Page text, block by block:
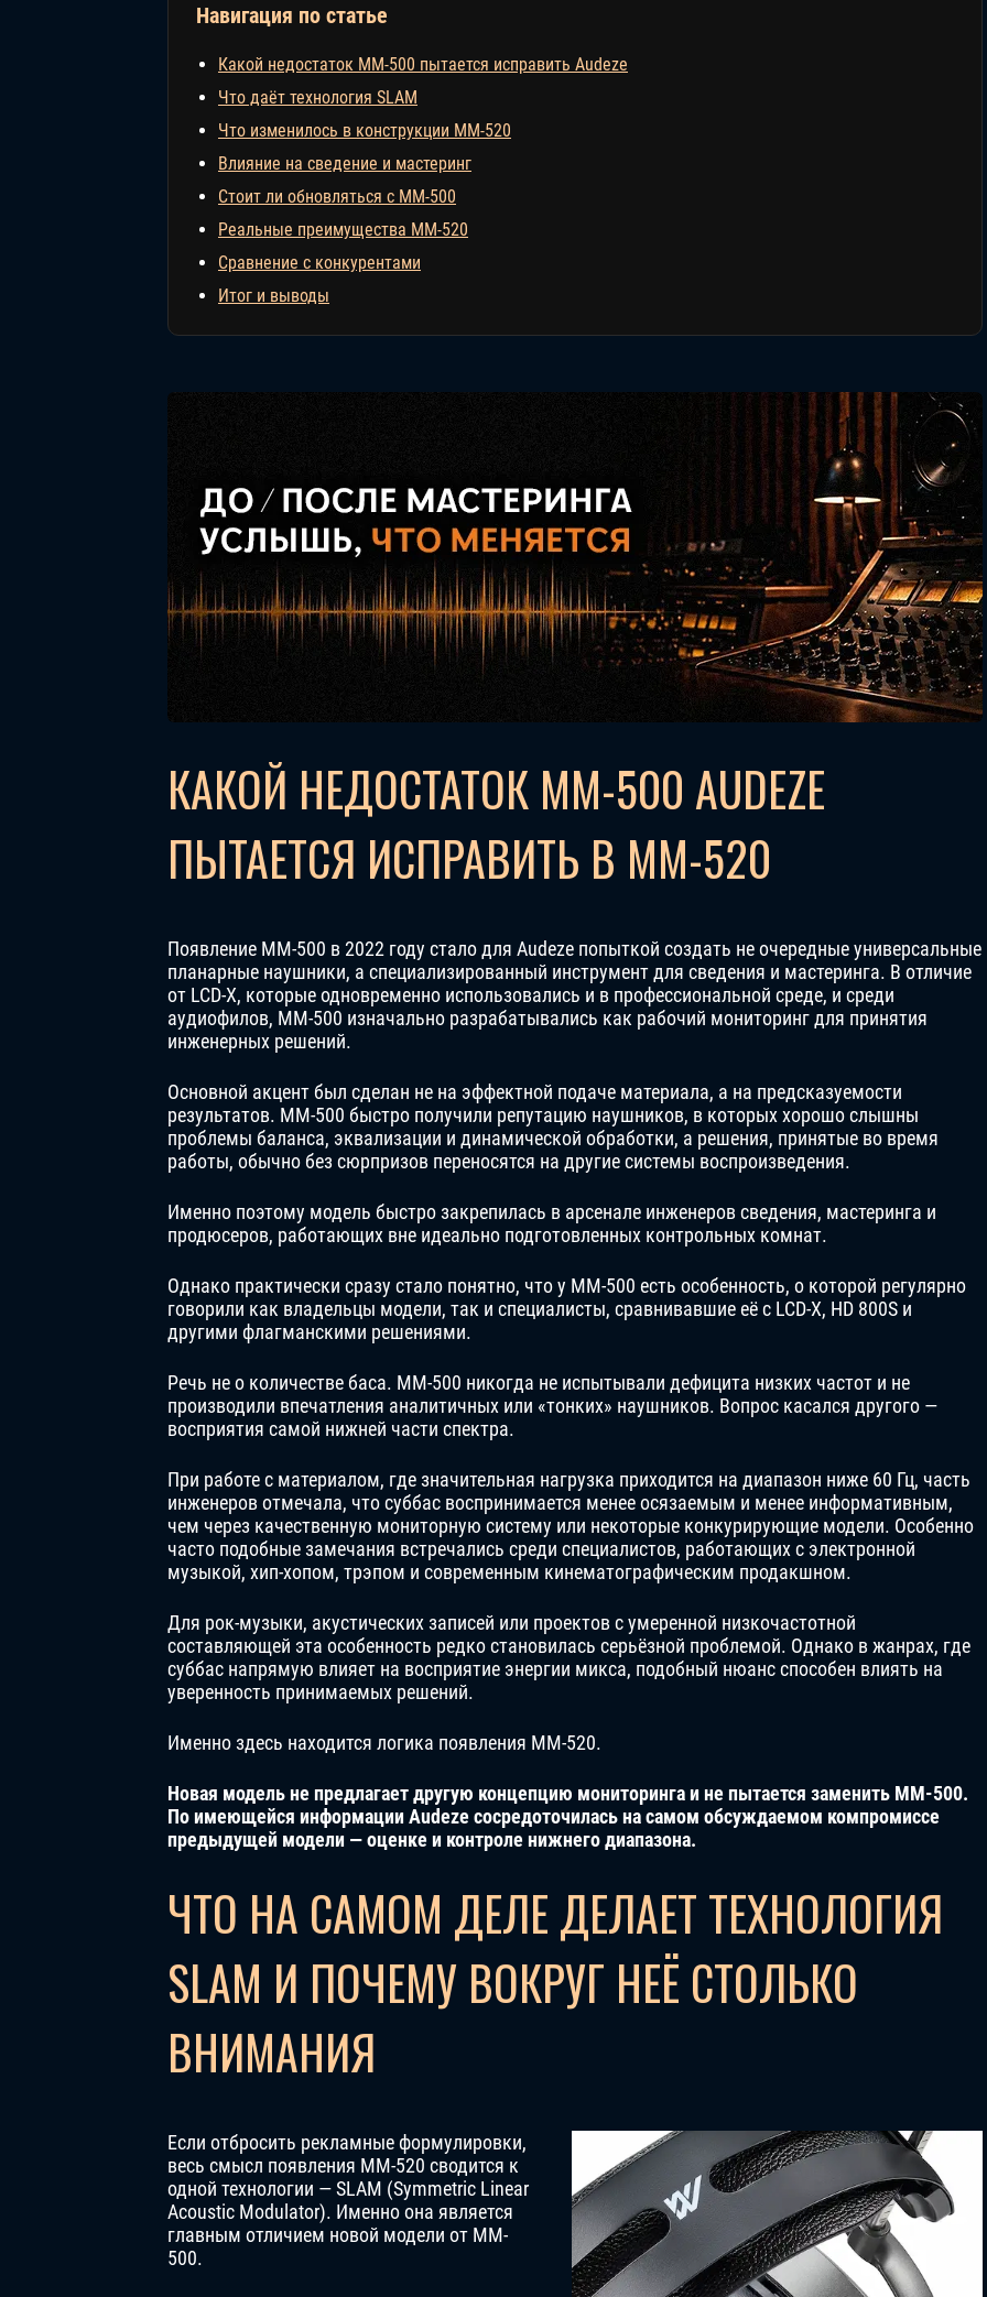
Навигация по статье
Какой недостаток MM-500 пытается исправить Audeze
Что даёт технология SLAM
Что изменилось в конструкции MM-520
Влияние на сведение и мастеринг
Стоит ли обновляться с MM-500
Реальные преимущества MM-520
Сравнение с конкурентами
Итог и выводы
КАКОЙ НЕДОСТАТОК MM-500 AUDEZE
ПЫТАЕТСЯ ИСПРАВИТЬ В MM-520
Появление MM-500 в 2022 году стало для Audeze попыткой создать не очередные универсальные
планарные наушники, а специализированный инструмент для сведения и мастеринга. В отличие
от LCD-X, которые одновременно использовались и в профессиональной среде, и среди
аудиофилов, MM-500 изначально разрабатывались как рабочий мониторинг для принятия
инженерных решений.
Основной акцент был сделан не на эффектной подаче материала, а на предсказуемости
результатов. MM-500 быстро получили репутацию наушников, в которых хорошо слышны
проблемы баланса, эквализации и динамической обработки, а решения, принятые во время
работы, обычно без сюрпризов переносятся на другие системы воспроизведения.
Именно поэтому модель быстро закрепилась в арсенале инженеров сведения, мастеринга и
продюсеров, работающих вне идеально подготовленных контрольных комнат.
Однако практически сразу стало понятно, что у MM-500 есть особенность, о которой регулярно
говорили как владельцы модели, так и специалисты, сравнивавшие её с LCD-X, HD 800S и
другими флагманскими решениями.
Речь не о количестве баса. MM-500 никогда не испытывали дефицита низких частот и не
производили впечатления аналитичных или «тонких» наушников. Вопрос касался другого —
восприятия самой нижней части спектра.
При работе с материалом, где значительная нагрузка приходится на диапазон ниже 60 Гц, часть
инженеров отмечала, что суббас воспринимается менее осязаемым и менее информативным,
чем через качественную мониторную систему или некоторые конкурирующие модели. Особенно
часто подобные замечания встречались среди специалистов, работающих с электронной
музыкой, хип-хопом, трэпом и современным кинематографическим продакшном.
Для рок-музыки, акустических записей или проектов с умеренной низкочастотной
составляющей эта особенность редко становилась серьёзной проблемой. Однако в жанрах, где
суббас напрямую влияет на восприятие энергии микса, подобный нюанс способен влиять на
уверенность принимаемых решений.
Именно здесь находится логика появления MM-520.
Новая модель не предлагает другую концепцию мониторинга и не пытается заменить MM-500.
По имеющейся информации Audeze сосредоточилась на самом обсуждаемом компромиссе
предыдущей модели — оценке и контроле нижнего диапазона.
ЧТО НА САМОМ ДЕЛЕ ДЕЛАЕТ ТЕХНОЛОГИЯ
SLAM И ПОЧЕМУ ВОКРУГ НЕЁ СТОЛЬКО
ВНИМАНИЯ
Если отбросить рекламные формулировки,
весь смысл появления MM-520 сводится к
одной технологии — SLAM (Symmetric Linear
Acoustic Modulator). Именно она является
главным отличием новой модели от MM-
500.